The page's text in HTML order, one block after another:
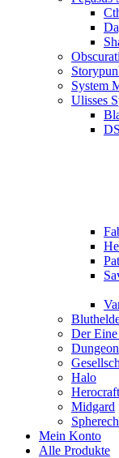
System
Ulisses
Der
Halo
Herocraft
Midgard
Mein Konto
Alle Produkte